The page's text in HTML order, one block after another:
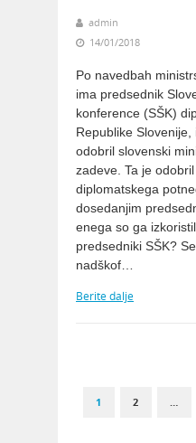
admin
14/01/2018
Po navedbah
ima predsednik
konference (SŠK)
Republike
odobril slovenski
zadeve. Ta je
diplomatskega
dosedanjim
enega so ga
predsedniki SŠK?
nadškof…
Berite dalje
1 2 …